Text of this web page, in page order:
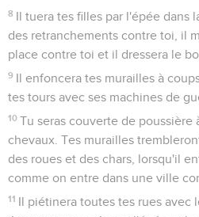
8 Il tuera tes filles par l'épée dans
des retranchements contre toi, il
place contre toi et il dressera le
9 Il enfoncera tes murailles à
tes tours avec ses machines de
10 Tu seras couverte de poussière
chevaux. Tes murailles
des roues et des chars, lorsqu'il
comme on entre dans une ville
11 Il piétinera toutes tes rues avec